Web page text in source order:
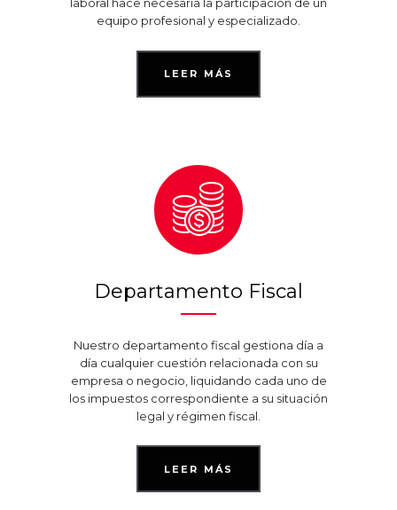
laboral hace necesaria la participación de un
equipo profesional y especializado.
LEER MÁS
Departamento Fiscal
Nuestro departamento fiscal gestiona día a
día cualquier cuestión relacionada con su
empresa o negocio, liquidando cada uno de
los impuestos correspondiente a su situación
legal y régimen fiscal.
LEER MÁS